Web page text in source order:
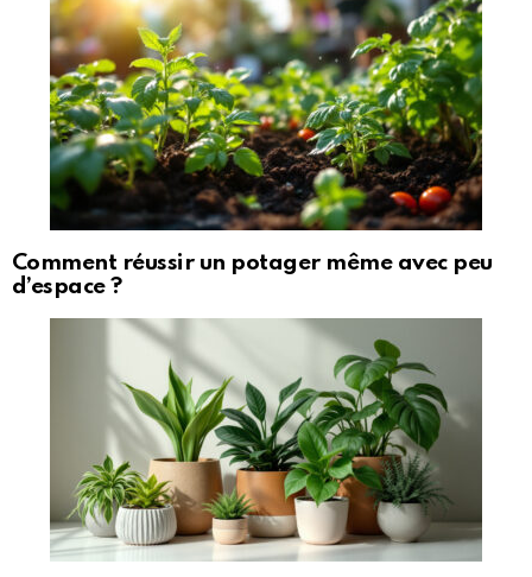
Comment réussir un potager même avec peu
d’espace ?